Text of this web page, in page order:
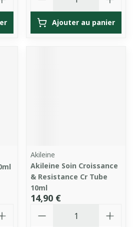
Ajouter au panier
Akileine
Akileine Soin Croissance
& Resistance Cr Tube
10ml
14,90 €